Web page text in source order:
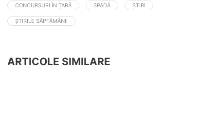
CONCURSURI ÎN ȚARĂ SPADĂ ȘTIRI
ȘTIRILE SĂPTĂMÂNII
ARTICOLE SIMILARE